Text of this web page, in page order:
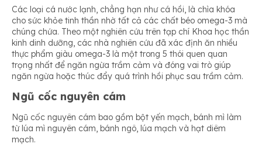
Các loại cá nước lạnh, chẳng hạn như cá hồi, là chìa khóa
cho sức khỏe tinh thần nhờ tất cả các chất béo omega-3 mà
chúng chứa. Theo một nghiên cứu trên tạp chí Khoa học thần
kinh dinh dưỡng, các nhà nghiên cứu đã xác định ăn nhiều
thực phẩm giàu omega-3 là một trong 5 thói quen quan
trọng nhất để ngăn ngừa trầm cảm và đóng vai trò giúp
ngăn ngừa hoặc thúc đẩy quá trình hồi phục sau trầm cảm.
Ngũ cốc nguyên cám
Ngũ cốc nguyên cám bao gồm bột yến mạch, bánh mì làm
từ lúa mì nguyên cám, bánh ngô, lúa mạch và hạt diêm
mạch.